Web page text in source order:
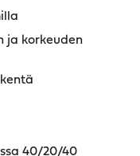
ja korkeuden
40/20/40